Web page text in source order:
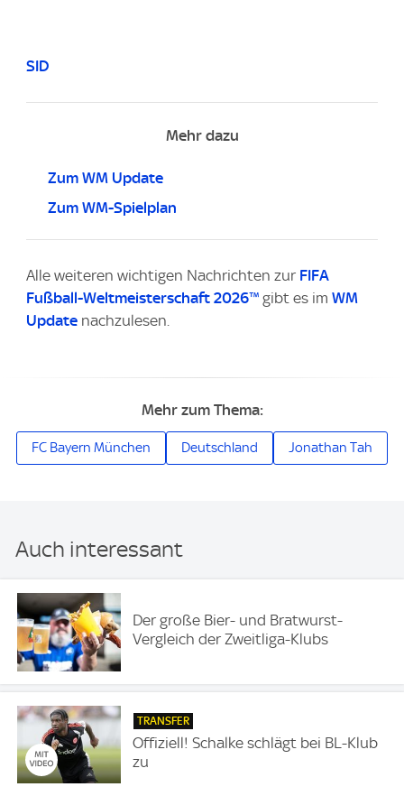
SID
Mehr dazu
Zum WM Update
Zum WM-Spielplan
Alle weiteren wichtigen Nachrichten zur FIFA
Fußball-Weltmeisterschaft 2026™ gibt es im WM
Update nachzulesen.
Mehr zum Thema:
FC Bayern München Deutschland Jonathan Tah
Auch interessant
Der große Bier- und Bratwurst-
Vergleich der Zweitliga-Klubs
TRANSFER
Offiziell! Schalke schlägt bei BL-Klub
zu